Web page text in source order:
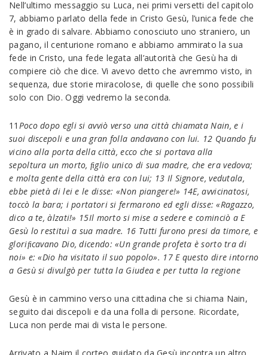
Nell’ultimo messaggio su Luca, nei primi versetti del capitolo
7, abbiamo parlato della fede in Cristo Gesù, l’unica fede che
è in grado di salvare. Abbiamo conosciuto uno straniero, un
pagano, il centurione romano e abbiamo ammirato la sua
fede in Cristo, una fede legata all’autorità che Gesù ha di
compiere ciò che dice. Vi avevo detto che avremmo visto, in
sequenza, due storie miracolose, di quelle che sono possibili
solo con Dio. Oggi vedremo la seconda.
11 Poco dopo egli si avviò verso una città chiamata Nain, e i
suoi discepoli e una gran folla andavano con lui. 12 Quando fu
vicino alla porta della città, ecco che si portava alla
sepoltura un morto, ﬁglio unico di sua madre, che era vedova;
e molta gente della città era con lui; 13 Il Signore, vedutala,
ebbe pietà di lei e le disse: «Non piangere!» 14E, avvicinatosi,
toccò la bara; i portatori si fermarono ed egli disse: «Ragazzo,
dico a te,àlzati!» 15Il morto si mise a sedere e cominciò a E
Gesù lo restituì a sua madre. 16 Tutti furono presi da timore, e
gloriﬁcavano Dio, dicendo: «Un grande profeta è sorto tra di
noi» e: «Dio ha visitato il suo popolo». 17E questo dire intorno
a Gesù si divulgò per tutta la Giudea e per tutta la regione
Gesù è in cammino verso una cittadina che si chiama Nain,
seguito dai discepoli e da una folla di persone. Ricordate,
Luca non perde mai di vista le persone.